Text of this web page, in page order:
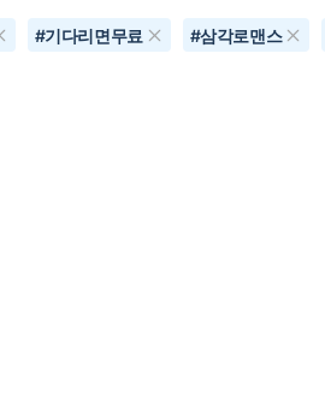
#기다리면무료 #삼각로맨스